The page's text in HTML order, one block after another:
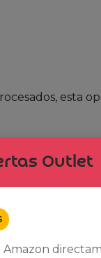
esta
Outlet
Amazon